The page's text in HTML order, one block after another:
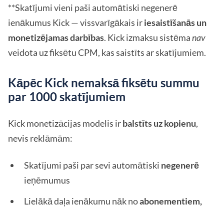
**Skatījumi vieni paši automātiski negenerē
ienākumus Kick — vissvarīgākais iriesaistīšanās un
monetizējamas darbības. Kick izmaksu sistēmanav
veidota uz fiksētu CPM, kas saistīts ar skatījumiem.
Kāpēc Kick nemaksā fiksētu summu
par 1000 skatījumiem
Kick monetizācijas modelis irbalstīts uz kopienu,
nevis reklāmām:
Skatījumi paši par sevi automātiski negenerē
ieņēmumus
Lielākā daļa ienākumu nāk noabonementiem,